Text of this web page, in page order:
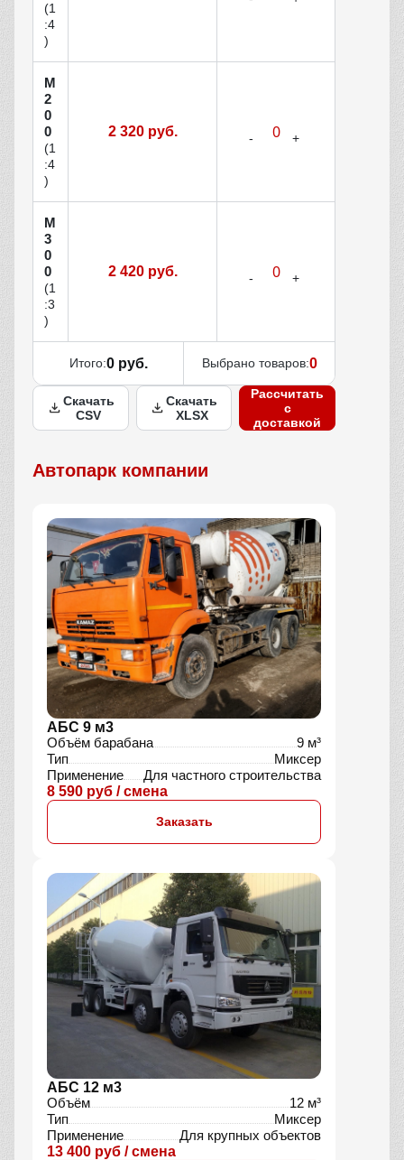
(1
:4
)
М
2
0
0
(1
:4
)
2 320 руб.
М
3
0
0
(1
:3
)
2 420 руб.
Итого:0 руб. Выбрано товаров:0
Скачать
CSV
Скачать
XLSX
Рассчитать
с
доставкой
Автопарк компании
АБС 9 м3
Объём барабана
9 м³
Тип
Миксер
Применение
Для частного строительства
8 590 руб / смена
Заказать
АБС 12 м3
Объём
12 м³
Тип
Миксер
Применение
Для крупных объектов
13 400 руб / смена